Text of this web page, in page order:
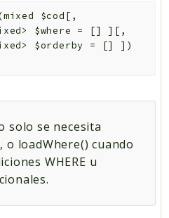
mixed $cod [ ,
$where = [] ] [ ,
$orderby = [] ] )
solo se necesita
loadWhere() cuando
WHERE u